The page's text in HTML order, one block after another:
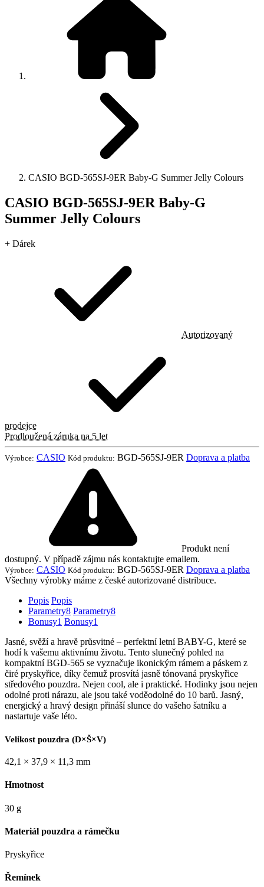
CASIO BGD-565SJ-9ER Baby-G Summer Jelly Colours
CASIO BGD-565SJ-9ER Baby-G
Summer Jelly Colours
+ Dárek
Autorizovaný
prodejce
Prodloužená záruka na 5 let
Výrobce: CASIO Kód produktu: BGD-565SJ-9ER Doprava a platba
Produkt není
dostupný. V případě zájmu nás kontaktujte emailem.
Výrobce: CASIO Kód produktu: BGD-565SJ-9ER Doprava a platba
Všechny výrobky máme z české autorizované distribuce.
Popis Popis
Parametry8 Parametry8
Bonusy1 Bonusy1
Jasné, svěží a hravě průsvitné – perfektní letní BABY-G, které se
hodí k vašemu aktivnímu životu. Tento slunečný pohled na
kompaktní BGD-565 se vyznačuje ikonickým rámem a páskem z
čiré pryskyřice, díky čemuž prosvítá jasně tónovaná pryskyřice
středového pouzdra. Nejen cool, ale i praktické. Hodinky jsou nejen
odolné proti nárazu, ale jsou také voděodolné do 10 barů. Jasný,
energický a hravý design přináší slunce do vašeho šatníku a
nastartuje vaše léto.
Velikost pouzdra (D×Š×V)
42,1 × 37,9 × 11,3 mm
Hmotnost
30 g
Materiál pouzdra a rámečku
Pryskyřice
Řemínek